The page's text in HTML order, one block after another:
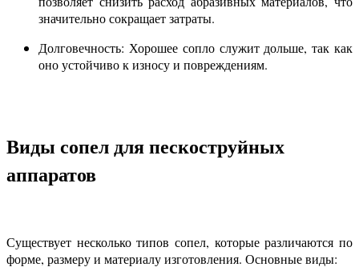
значительно сокращает затраты.
Долговечность: Хорошее сопло служит дольше, так как
оно устойчиво к износу и повреждениям.
Виды сопел для пескоструйных
аппаратов
Существует несколько типов сопел, которые различаются по
форме, размеру и материалу изготовления. Основные виды: